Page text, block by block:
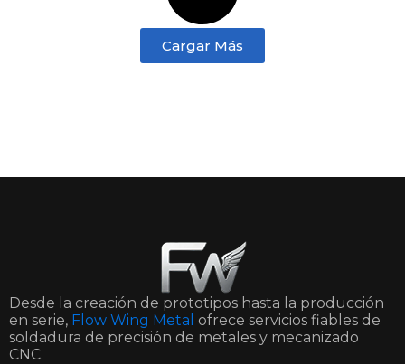
Cargar Más
Desde la creación de prototipos hasta la producción
en serie, Flow Wing Metal ofrece servicios fiables de
soldadura de precisión de metales y mecanizado
CNC.